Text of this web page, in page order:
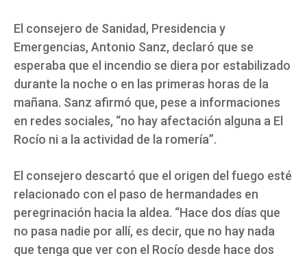
El consejero de Sanidad, Presidencia y
Emergencias, Antonio Sanz, declaró que se
esperaba que el incendio se diera por estabilizado
durante la noche o en las primeras horas de la
mañana. Sanz afirmó que, pese a informaciones
en redes sociales, “no hay afectación alguna a El
Rocío ni a la actividad de la romería”.
El consejero descartó que el origen del fuego esté
relacionado con el paso de hermandades en
peregrinación hacia la aldea. “Hace dos días que
no pasa nadie por allí, es decir, que no hay nada
que tenga que ver con el Rocío desde hace dos